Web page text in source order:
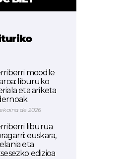
moodle
liburuko
eta ariketa
de 2026
liburua
euskara,
eta
edizioa